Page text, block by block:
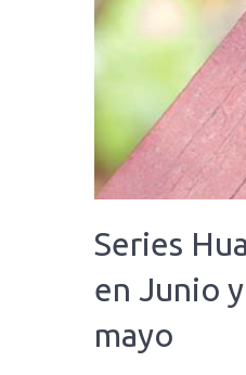
Series
en Junio
mayo